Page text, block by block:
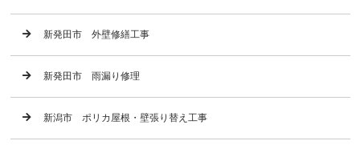
新発田市 外壁修繕工事
新発田市 雨漏り修理
新潟市 ポリカ屋根・壁張り替え工事